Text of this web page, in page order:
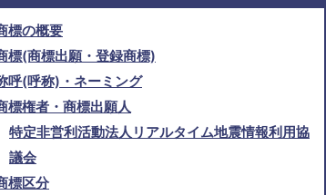
標の概要
標(商標出願・登録商標)
呼(呼称)・ネーミング
標権者・商標出願人
特定非営利活動法人リアルタイム地震情報利用協
議会
標区分